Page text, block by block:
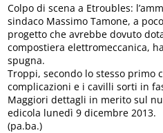
Colpo di scena a Etroubles:
sindaco Massimo Tamone, a
progetto che avrebbe dovuto
compostiera elettromeccanica,
spugna.
Troppi, secondo lo stesso
complicazioni e i cavilli sorti in
Maggiori dettagli in merito sul
edicola lunedì 9 dicembre 2013.
(pa.ba.)